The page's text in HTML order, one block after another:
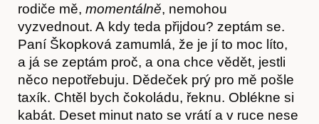
rodiče mě, momentálně, nemohou
vyzvednout. A kdy teda přijdou? zeptám se.
Paní Škopková zamumlá, že je jí to moc líto,
a já se zeptám proč, a ona chce vědět, jestli
něco nepotřebuju. Dědeček prý pro mě pošle
taxík. Chtěl bych čokoládu, řeknu. Oblékne si
kabát. Deset minut nato se vrátí a v ruce nese